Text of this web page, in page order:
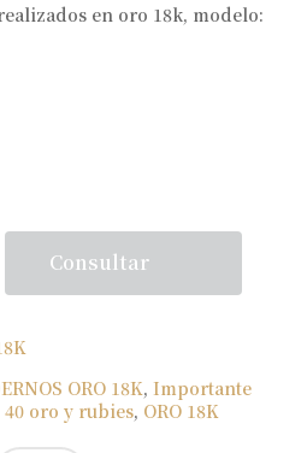
en oro 18k, modelo:
Consultar
ORO 18K, Importante
oro y rubies, ORO 18K